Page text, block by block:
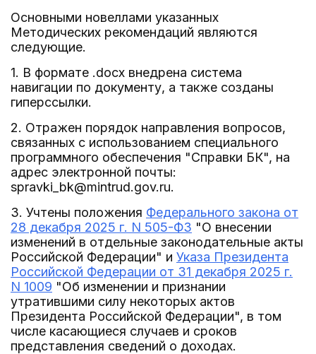
Основными новеллами указанных
Методических рекомендаций являются
следующие.
1. В формате .docx внедрена система
навигации по документу, а также созданы
гиперссылки.
2. Отражен порядок направления вопросов,
связанных с использованием специального
программного обеспечения "Справки БК", на
адрес электронной почты:
spravki_bk@mintrud.gov.ru.
3. Учтены положения Федерального закона от
28 декабря 2025 г. N 505-ФЗ "О внесении
изменений в отдельные законодательные акты
Российской Федерации" и Указа Президента
Российской Федерации от 31 декабря 2025 г.
N 1009 "Об изменении и признании
утратившими силу некоторых актов
Президента Российской Федерации", в том
числе касающиеся случаев и сроков
представления сведений о доходах.